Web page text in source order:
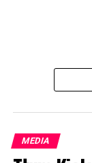
MEDIA